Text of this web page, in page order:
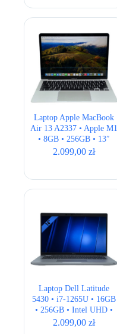
Laptop Apple MacBook
Air 13 A2337 • Apple M1
• 8GB • 256GB • 13″
Retina • Silver
2.099,00zł
Laptop Dell Latitude
5430 • i7-1265U • 16GB
• 256GB • Intel UHD •
14″ Full HD • QWERTY
2.099,00zł